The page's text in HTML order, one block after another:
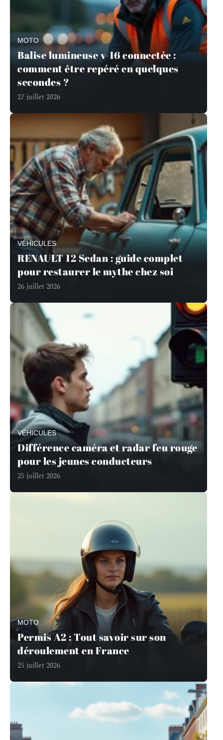
MOTO
Balise lumineuse v-16 connectée :
comment être repéré en quelques
secondes ?
27 juillet 2026
VÉHICULES
RENAULT 12 Sedan : guide complet
pour restaurer le mythe chez soi
26 juillet 2026
VÉHICULES
Différence caméra et radar feu rouge
pour les jeunes conducteurs
25 juillet 2026
MOTO
Permis A2 : Tout savoir sur son
déroulement en France
25 juillet 2026